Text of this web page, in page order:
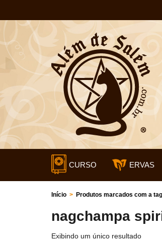
CURSO ERVAS
Início > Produtos marcados com a
nagchampa
Exibindo um único resultado